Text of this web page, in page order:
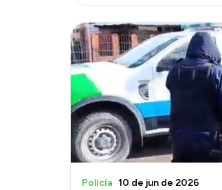
Policía 10 de jun de 2026